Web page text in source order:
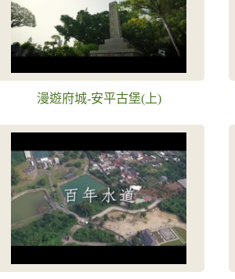
漫遊府城-安平古堡(上)